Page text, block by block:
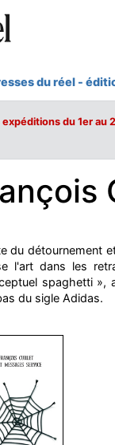
du réel -
du 1er
du détournement
l'art dans les
spaghetti »,
du sigle Adidas.